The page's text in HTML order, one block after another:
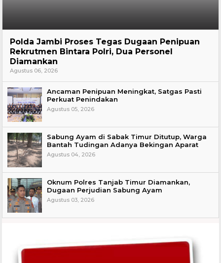
Polda Jambi Proses Tegas Dugaan Penipuan
Rekrutmen Bintara Polri, Dua Personel
Diamankan
Agustus 06, 2026
Ancaman Penipuan Meningkat, Satgas Pasti
Perkuat Penindakan
Agustus 05, 2026
Sabung Ayam di Sabak Timur Ditutup, Warga
Bantah Tudingan Adanya Bekingan Aparat
Agustus 04, 2026
Oknum Polres Tanjab Timur Diamankan,
Dugaan Perjudian Sabung Ayam
Agustus 03, 2026